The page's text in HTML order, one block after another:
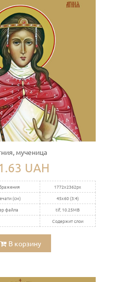
мученица
UAH
1772x2362px
(см)
45x60 (3:4)
файла
tif, 10.25MB
Содержит слои
В корзину